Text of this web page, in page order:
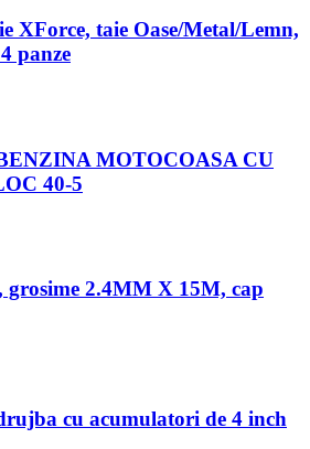
XForce, taie Oase/Metal/Lemn,
panze
MOTOCOASA CU
40-5
grosime 2.4MM X 15M, cap
cu acumulatori de 4 inch